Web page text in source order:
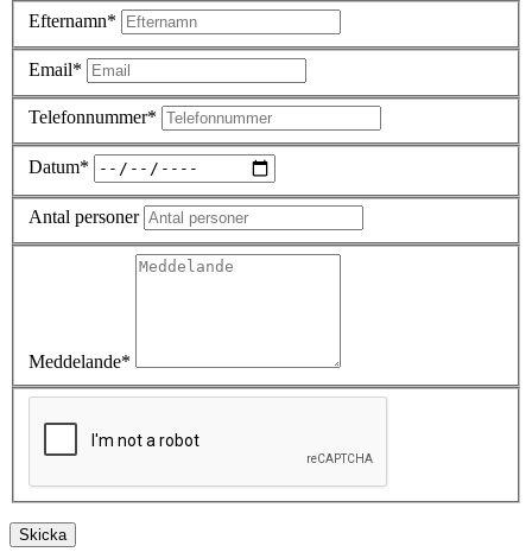
Efternamn*
Email*
Telefonnummer*
Datum*
Antal personer
Meddelande*
Skicka